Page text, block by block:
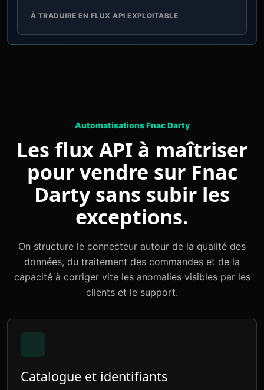
À TRADUIRE EN FLUX API EXPLOITABLE
Automatisations Fnac Darty
Les flux API à maîtriser
pour vendre sur Fnac
Darty sans subir les
exceptions.
On structure le connecteur autour de la qualité des
données, du traitement des commandes et de la
capacité à corriger vite les anomalies visibles par les
clients et le support.
Catalogue et identifiants